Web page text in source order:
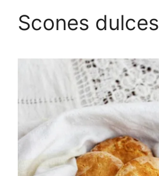
Scones dulces